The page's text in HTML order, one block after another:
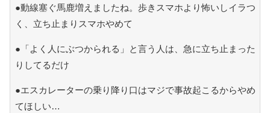
●動線塞ぐ馬鹿増えましたね。歩きスマホより怖いしイラつ
く、立ち止まりスマホやめて
●「よく人にぶつかられる」と言う人は、急に立ち止まった
りしてるだけ
●エスカレーターの乗り降り口はマジで事故起こるからやめ
てほしい…